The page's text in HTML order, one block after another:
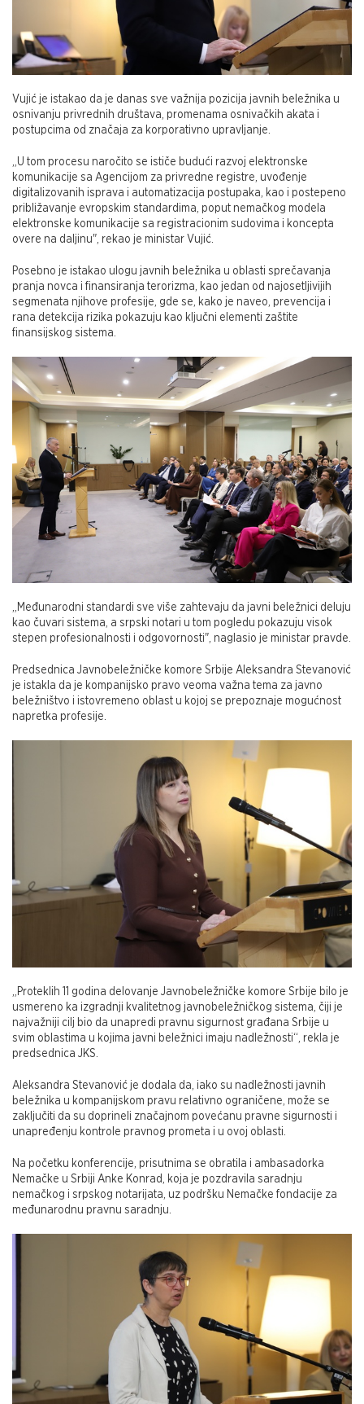
Vujić je istakao da je danas sve važnija pozicija javnih beležnika u
osnivanju privrednih društava, promenama osnivačkih akata i
postupcima od značaja za korporativno upravljanje.
„U tom procesu naročito se ističe budući razvoj elektronske
komunikacije sa Agencijom za privredne registre, uvođenje
digitalizovanih isprava i automatizacija postupaka, kao i postepeno
približavanje evropskim standardima, poput nemačkog modela
elektronske komunikacije sa registracionim sudovima i koncepta
overe na daljinu", rekao je ministar Vujić.
Posebno je istakao ulogu javnih beležnika u oblasti sprečavanja
pranja novca i finansiranja terorizma, kao jedan od najosetljivijih
segmenata njihove profesije, gde se, kako je naveo, prevencija i
rana detekcija rizika pokazuju kao ključni elementi zaštite
finansijskog sistema.
„Međunarodni standardi sve više zahtevaju da javni beležnici deluju
kao čuvari sistema, a srpski notari u tom pogledu pokazuju visok
stepen profesionalnosti i odgovornosti", naglasio je ministar pravde.
Predsednica Javnobeležničke komore Srbije Aleksandra Stevanović
je istakla da je kompanijsko pravo veoma važna tema za javno
beležništvo i istovremeno oblast u kojoj se prepoznaje mogućnost
napretka profesije.
„Proteklih 11 godina delovanje Javnobeležničke komore Srbije bilo je
usmereno ka izgradnji kvalitetnog javnobeležničkog sistema, čiji je
najvažniji cilj bio da unapredi pravnu sigurnost građana Srbije u
svim oblastima u kojima javni beležnici imaju nadležnosti“, rekla je
predsednica JKS.
Aleksandra Stevanović je dodala da, iako su nadležnosti javnih
beležnika u kompanijskom pravu relativno ograničene, može se
zaključiti da su doprineli značajnom povećanu pravne sigurnosti i
unapređenju kontrole pravnog prometa i u ovoj oblasti.
Na početku konferencije, prisutnima se obratila i ambasadorka
Nemačke u Srbiji Anke Konrad, koja je pozdravila saradnju
nemačkog i srpskog notarijata, uz podršku Nemačke fondacije za
međunarodnu pravnu saradnju.